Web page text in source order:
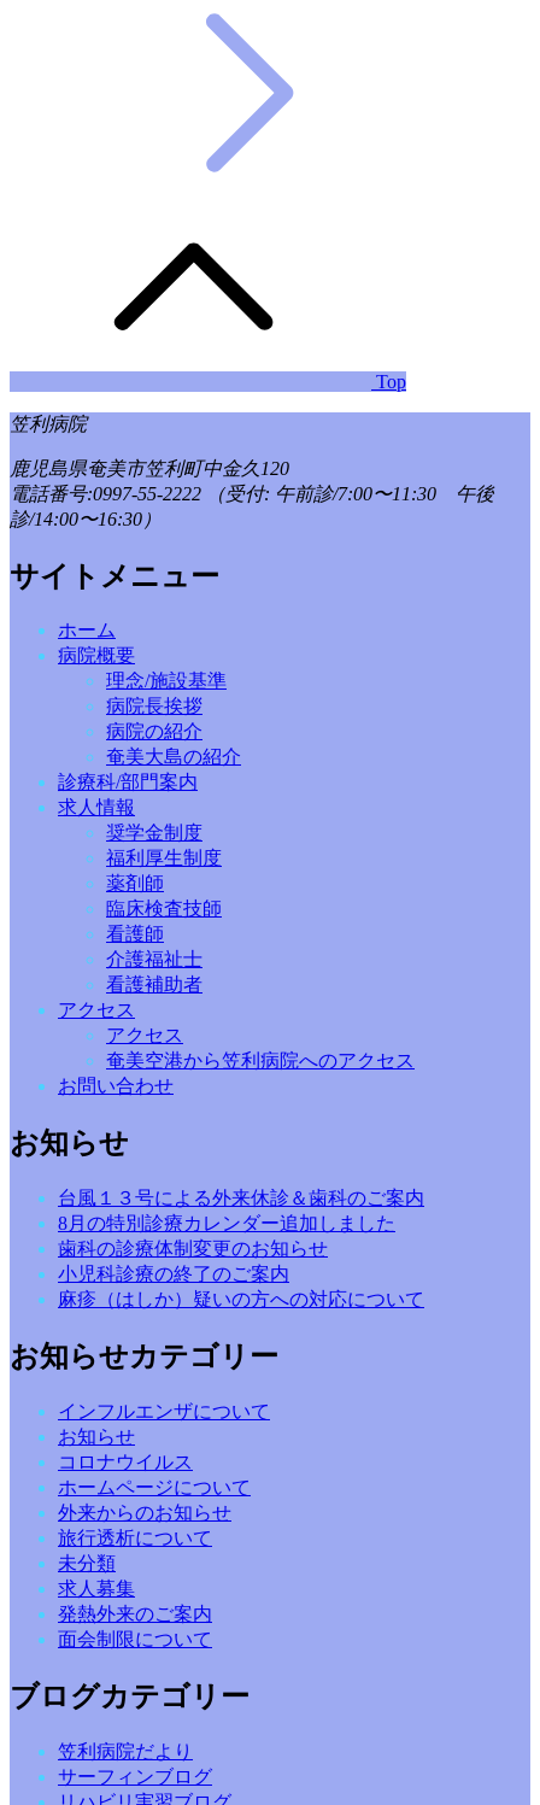
Top
笠利病院
鹿児島県奄美市笠利町中金久120
電話番号:0997-55-2222
（受付: 午前診/7:00〜11:30 午後
診/14:00〜16:30）
サイトメニュー
ホーム
病院概要
理念/施設基準
病院長挨拶
病院の紹介
奄美大島の紹介
診療科/部門案内
求人情報
奨学金制度
福利厚生制度
薬剤師
臨床検査技師
看護師
介護福祉士
看護補助者
アクセス
アクセス
奄美空港から笠利病院へのアクセス
お問い合わせ
お知らせ
台風１３号による外来休診＆歯科のご案内
8月の特別診療カレンダー追加しました
歯科の診療体制変更のお知らせ
小児科診療の終了のご案内
麻疹（はしか）疑いの方への対応について
お知らせカテゴリー
インフルエンザについて
お知らせ
コロナウイルス
ホームページについて
外来からのお知らせ
旅行透析について
未分類
求人募集
発熱外来のご案内
面会制限について
ブログカテゴリー
笠利病院だより
サーフィンブログ